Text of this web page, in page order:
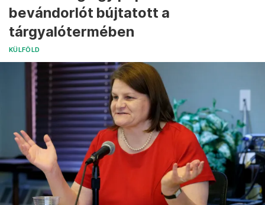
bevándorlót bújtatott a
tárgyalótermében
KÜLFÖLD